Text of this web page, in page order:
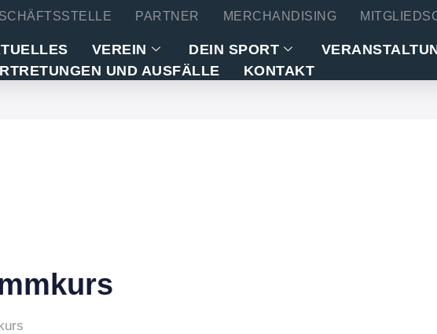
PARTNER MERCHANDISING
VEREIN DEIN SPORT
UND AUSFÄLLE
KONTAKT